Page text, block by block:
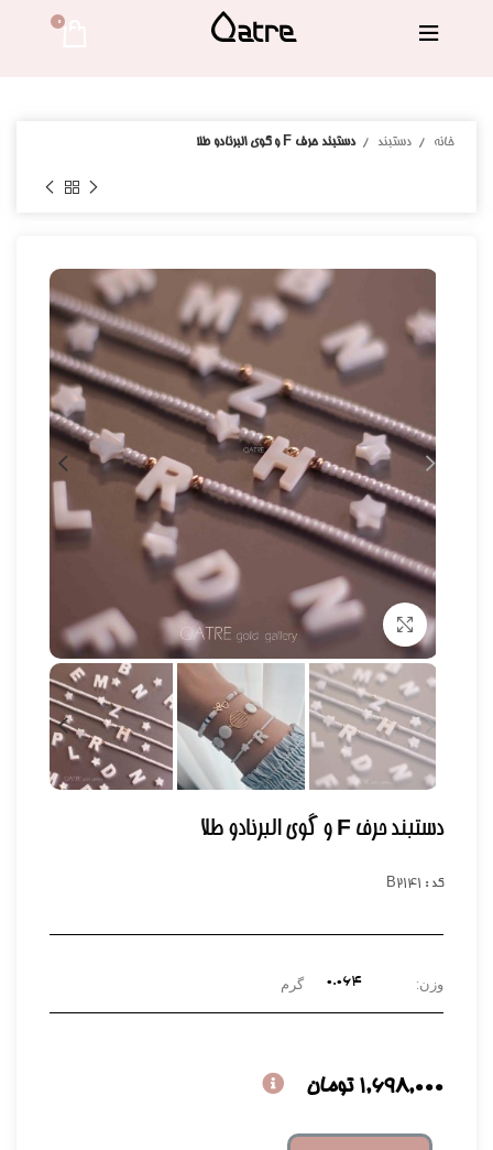
0
خانه دستبند دستبند حرف F و گوی البرنادو طلا
برای بزرگنمایی کلیک کنید
دستبند حرف F و گوی البرنادو طلا
کد : B2141
وزن: ۰.۰۶۴ گرم
1,698,000 تومان